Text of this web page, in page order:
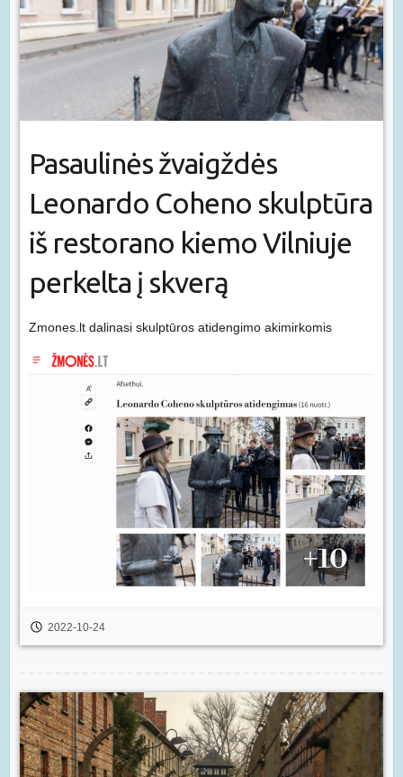
Pasaulinės žvaigždės
Leonardo Coheno skulptūra
iš restorano kiemo Vilniuje
perkelta į skverą
Zmones.lt dalinasi skulptūros atidengimo akimirkomis
2022-10-24